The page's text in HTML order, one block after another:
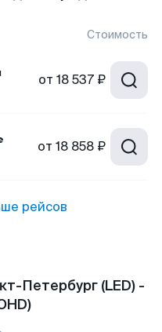
Стоимость
от 18 537 ₽
от 18 858 ₽
рейсов
Петербург (LED) -